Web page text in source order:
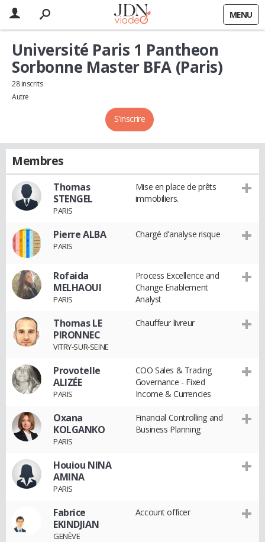
MENU
S'inscrire
Université Paris 1 Pantheon
Sorbonne Master BFA (Paris)
28 inscrits
Autre
Membres
Thomas
STENGEL
PARIS
Mise en place de prêts
immobiliers.
Pierre ALBA
PARIS
Chargé d'analyse risque
Rofaida
MELHAOUI
PARIS
Process Excellence and
Change Enablement
Analyst
Thomas LE
PIRONNEC
VITRY-SUR-SEINE
Chauffeur livreur
Provotelle
ALIZÉE
PARIS
COO Sales & Trading
Governance - Fixed
Income & Currencies
Oxana
KOLGANKO
PARIS
Financial Controlling and
Business Planning
Houiou NINA
AMINA
PARIS
Fabrice
EKINDJIAN
GENÈVE
Account officer